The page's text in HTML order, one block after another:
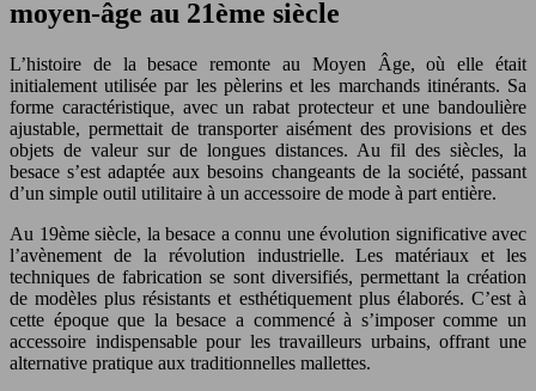
moyen-âge au 21ème siècle
L’histoire de la besace remonte au Moyen Âge, où elle était
initialement utilisée par les pèlerins et les marchands itinérants. Sa
forme caractéristique, avec un rabat protecteur et une bandoulière
ajustable, permettait de transporter aisément des provisions et des
objets de valeur sur de longues distances. Au fil des siècles, la
besace s’est adaptée aux besoins changeants de la société, passant
d’un simple outil utilitaire à un accessoire de mode à part entière.
Au 19ème siècle, la besace a connu une évolution significative avec
l’avènement de la révolution industrielle. Les matériaux et les
techniques de fabrication se sont diversifiés, permettant la création
de modèles plus résistants et esthétiquement plus élaborés. C’est à
cette époque que la besace a commencé à s’imposer comme un
accessoire indispensable pour les travailleurs urbains, offrant une
alternative pratique aux traditionnelles mallettes.